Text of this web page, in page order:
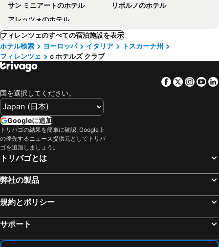
サン ミニアートのホテル
リボルノのホテル
アレッツォのホテル
フィレンツェのすべての宿泊施設を表示
ホテル検索
ヨーロッパ イタリア
トスカーナ州
フィレンツェ
c ホテルズ クラブ
Facebook
Twitter
国を選択してください。
Googleに追加
トリバゴの結果を簡単に確認: Google上
の優先するニュース提供元としてトリバ
ゴを追加しましょう。
トリバゴとは
弊社の製品
規約とポリシー
サポート